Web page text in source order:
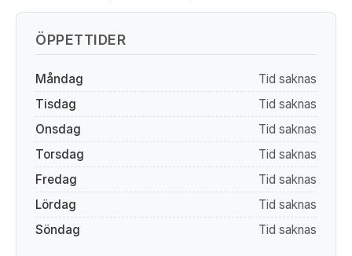
ÖPPETTIDER
Måndag
Tid saknas
Tisdag
Tid saknas
Onsdag
Tid saknas
Torsdag
Tid saknas
Fredag
Tid saknas
Lördag
Tid saknas
Söndag
Tid saknas